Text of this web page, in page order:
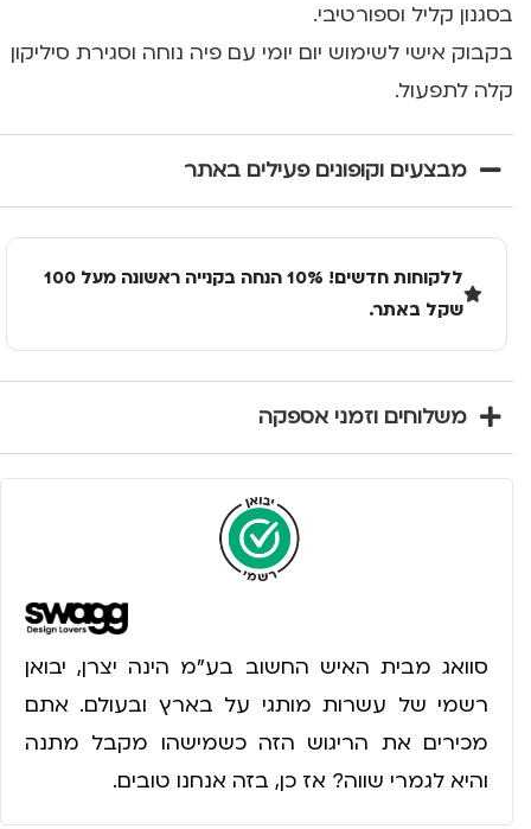
בסגנון קליל וספורטיבי.
בקבוק אישי לשימוש יום יומי עם פיה נוחה וסגירת סיליקון
קלה לתפעול.
מבצעים וקופונים פעילים באתר
ללקוחות חדשים! 10% הנחה בקנייה ראשונה מעל 100
שקל באתר.
משלוחים וזמני אספקה
סוואג מבית האיש החשוב בע״מ הינה יצרן, יבואן
רשמי של עשרות מותגי על בארץ ובעולם. אתם
מכירים את הריגוש הזה כשמישהו מקבל מתנה
והיא לגמרי שווה? אז כן, בזה אנחנו טובים.